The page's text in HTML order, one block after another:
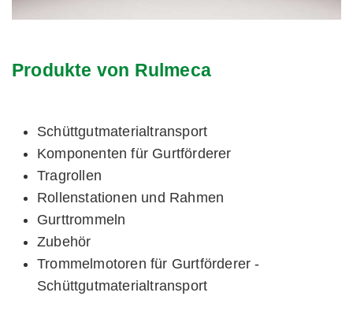
Produkte von Rulmeca
Schüttgutmaterialtransport
Komponenten für Gurtförderer
Tragrollen
Rollenstationen und Rahmen
Gurttrommeln
Zubehör
Trommelmotoren für Gurtförderer -
Schüttgutmaterialtransport